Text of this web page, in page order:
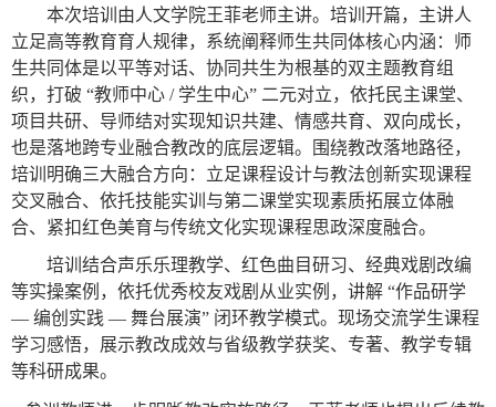
本次培训由人文学院王菲老师主讲。培训开篇，主讲人
立足高等教育育人规律，系统阐释师生共同体核心内涵：师
生共同体是以平等对话、协同共生为根基的双主题教育组
织，打破 “教师中心 / 学生中心” 二元对立，依托民主课堂、
项目共研、导师结对实现知识共建、情感共育、双向成长，
也是落地跨专业融合教改的底层逻辑。围绕教改落地路径，
培训明确三大融合方向：立足课程设计与教法创新实现课程
交叉融合、依托技能实训与第二课堂实现素质拓展立体融
合、紧扣红色美育与传统文化实现课程思政深度融合。
培训结合声乐乐理教学、红色曲目研习、经典戏剧改编
等实操案例，依托优秀校友戏剧从业实例，讲解 “作品研学
— 编创实践 — 舞台展演” 闭环教学模式。现场交流学生课程
学习感悟，展示教改成效与省级教学获奖、专著、教学专辑
等科研成果。